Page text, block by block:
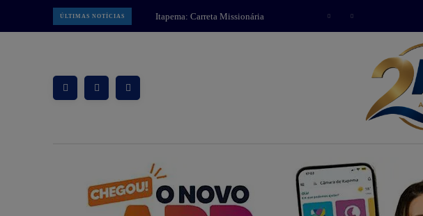
ÚLTIMAS NOTÍCIAS
Brusque: 17ª Volta Ciclística
Cidade de Brusque abre inscrições